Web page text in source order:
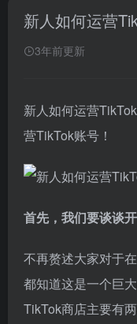
新人如何运营
3年前更新
新人如何运营
营TikTok账号！
首先，我们要谈谈开
不再赘述大家对于
都知道这是一个巨
TikTok商店主要有